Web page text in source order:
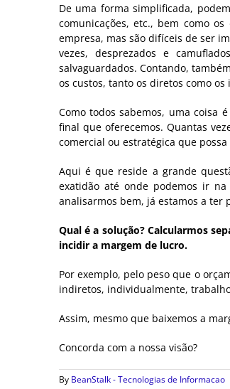
De uma forma simplificada,
comunicações, etc., bem como
empresa, mas são difíceis de ser
vezes, desprezados e
salvaguardados. Contando,
os custos, tanto os diretos como
Como todos sabemos, uma coisa
final que oferecemos. Quantas
comercial ou estratégica que possa
Aqui é que reside a grande
exatidão até onde podemos ir
analisarmos bem, já estamos a ter
Qual é a solução? Calcularmos
incidir a margem de lucro.
Por exemplo, pelo peso que o
indiretos, individualmente,
Assim, mesmo que baixemos a
Concorda com a nossa visão?
By BeanStalk - Tecnologias de Informacao